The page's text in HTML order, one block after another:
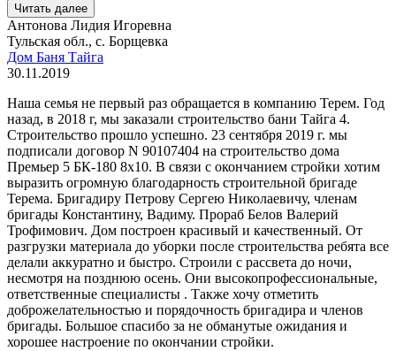
Читать далее
Антонова Лидия Игоревна
Тульская обл., с. Борщевка
Дом Баня Тайга
30.11.2019
Наша семья не первый раз обращается в компанию Терем. Год
назад, в 2018 г, мы заказали строительство бани Тайга 4.
Строительство прошло успешно. 23 сентября 2019 г. мы
подписали договор N 90107404 на строительство дома
Премьер 5 БК-180 8х10. В связи с окончанием стройки хотим
выразить огромную благодарность строительной бригаде
Терема. Бригадиру Петрову Сергею Николаевичу, членам
бригады Константину, Вадиму. Прораб Белов Валерий
Трофимович. Дом построен красивый и качественный. От
разгрузки материала до уборки после строительства ребята все
делали аккуратно и быстро. Строили с рассвета до ночи,
несмотря на позднюю осень. Они высокопрофессиональные,
ответственные специалисты . Также хочу отметить
доброжелательностью и порядочность бригадира и членов
бригады. Большое спасибо за не обманутые ожидания и
хорошее настроение по окончании стройки.